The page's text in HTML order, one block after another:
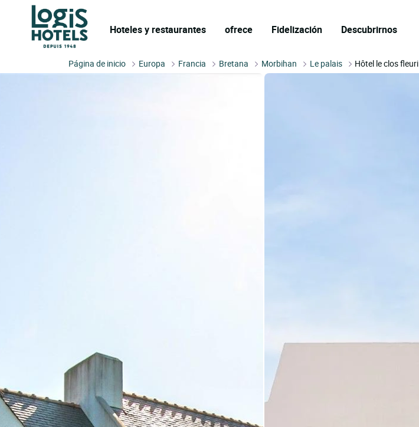
Hoteles y restaurantes ofrece Fidelización Descubrirnos
Página de inicio Europa Francia Bretana Morbihan Le palais Hôtel le clos fleuri